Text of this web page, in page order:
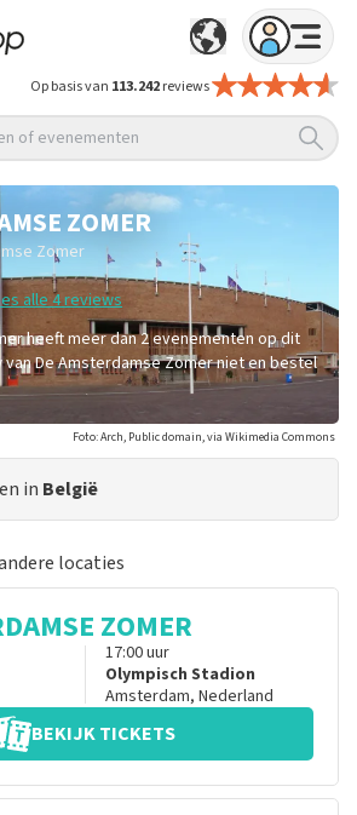
Op basis van 113.242reviews
of evenementen
ZOMER
Zomer
alle 4 reviews
heeft meer dan 2 evenementen op dit
van De Amsterdamse Zomer niet en bestel
Foto: Arch, Public domain, via Wikimedia Commons
in België
locaties
ZOMER
17:00uur
Olympisch Stadion
Amsterdam, Nederland
BEKIJK TICKETS